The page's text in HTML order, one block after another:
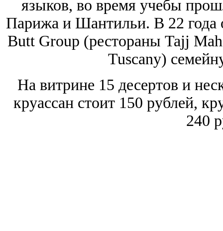
языков, во время учебы
Парижа и Шантильи. В 22 года
Butt Group (рестораны Tajj
Tuscany)
На витрине 15 десертов и
круассан стоит 150 рублей,
240